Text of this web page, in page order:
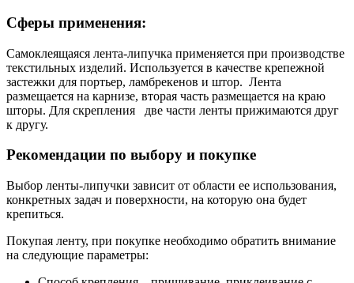
Сферы применения:
Самоклеящаяся лента-липучка применяется при производстве
текстильных изделий. Используется в качестве крепежной
застежки для портьер, ламбрекенов и штор. Лента
размещается на карнизе, вторая часть размещается на краю
шторы. Для скрепления две части ленты прижимаются друг
к другу.
Рекомендации по выбору и покупке
Выбор ленты-липучки зависит от области ее использования,
конкретных задач и поверхности, на которую она будет
крепиться.
Покупая ленту, при покупке необходимо обратить внимание
на следующие параметры: